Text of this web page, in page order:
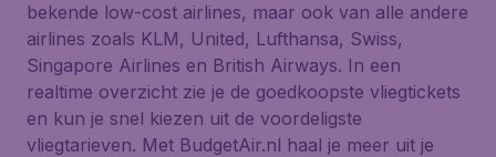
bekende low-cost airlines, maar ook van alle andere
airlines zoals KLM, United, Lufthansa, Swiss,
Singapore Airlines en British Airways. In een
realtime overzicht zie je de goedkoopste vliegtickets
en kun je snel kiezen uit de voordeligste
vliegtarieven. Met BudgetAir.nl haal je meer uit je